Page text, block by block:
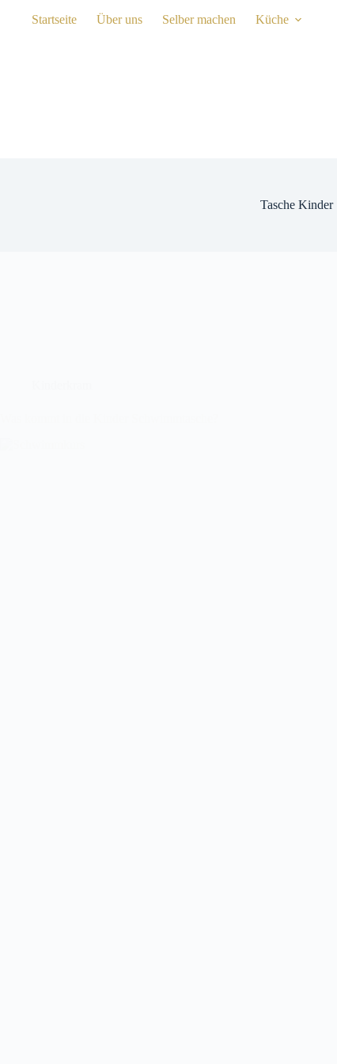
Startseite Über uns Selber machen Küche
Tasche Kinder